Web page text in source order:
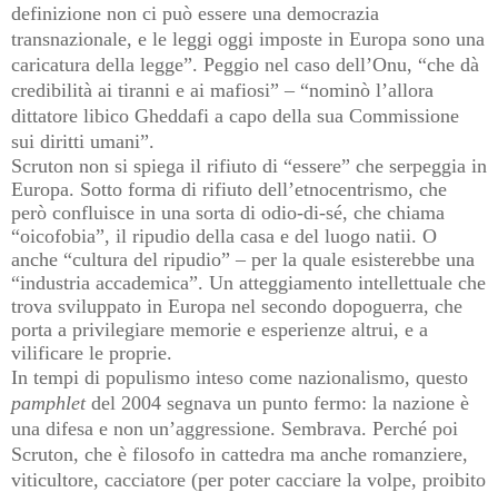
definizione non ci può essere una democrazia
transnazionale, e le leggi oggi imposte in Europa sono una
caricatura della legge”. Peggio nel caso dell’Onu, “che dà
credibilità ai tiranni e ai mafiosi” – “nominò l’allora
dittatore libico Gheddafi a capo della sua Commissione
sui diritti umani”.
Scruton non si spiega il rifiuto di “essere” che serpeggia in
Europa. Sotto forma di rifiuto dell’etnocentrismo, che
però confluisce in una sorta di odio-di-sé, che chiama
“oicofobia”, il ripudio della casa e del luogo natii. O
anche “cultura del ripudio” – per la quale esisterebbe una
“industria accademica”. Un atteggiamento intellettuale che
trova sviluppato in Europa nel secondo dopoguerra, che
porta a privilegiare memorie e esperienze altrui, e a
vilificare le proprie.
In tempi di populismo inteso come nazionalismo, questo
pamphlet del 2004 segnava un punto fermo: la nazione è
una difesa e non un’aggressione. Sembrava. Perché poi
Scruton, che è filosofo in cattedra ma anche romanziere,
viticultore, cacciatore (per poter cacciare la volpe, proibito